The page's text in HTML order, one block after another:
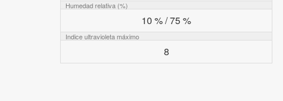
Humedad relativa (%)
10 % / 75 %
Indice ultravioleta máximo
8